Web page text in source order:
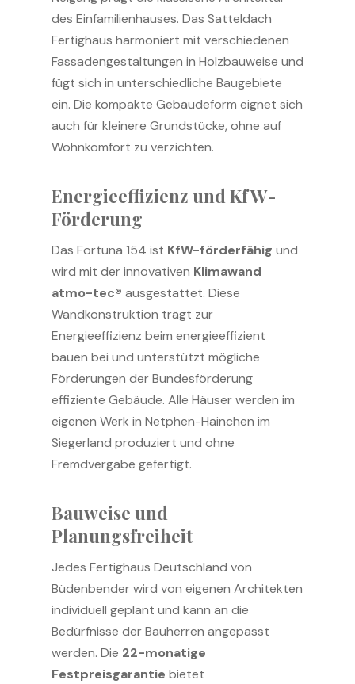
des Einfamilienhauses. Das Satteldach
Fertighaus harmoniert mit verschiedenen
Fassadengestaltungen in Holzbauweise und
fügt sich in unterschiedliche Baugebiete
ein. Die kompakte Gebäudeform eignet sich
auch für kleinere Grundstücke, ohne auf
Wohnkomfort zu verzichten.
Energieeffizienz und KfW-
Förderung
Das Fortuna 154 ist KfW-förderfähig und
wird mit der innovativen Klimawand
atmo-tec® ausgestattet. Diese
Wandkonstruktion trägt zur
Energieeffizienz beim energieeffizient
bauen bei und unterstützt mögliche
Förderungen der Bundesförderung
effiziente Gebäude. Alle Häuser werden im
eigenen Werk in Netphen-Hainchen im
Siegerland produziert und ohne
Fremdvergabe gefertigt.
Bauweise und
Planungsfreiheit
Jedes Fertighaus Deutschland von
Büdenbender wird von eigenen Architekten
individuell geplant und kann an die
Bedürfnisse der Bauherren angepasst
werden. Die 22-monatige
Festpreisgarantie bietet